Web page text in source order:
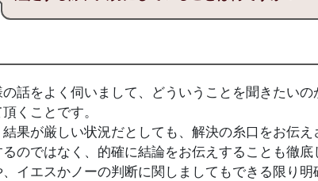
話をよく伺いまして、どういうことを聞きたい
くことです。
結果が厳しい状況だとしても、解決の糸口をお伝
のではなく、的確に結論をお伝えすることも徹底
イエスかノーの判断に関しましてもできる限り明